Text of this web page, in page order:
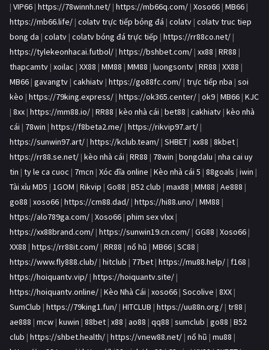
| VIP66 | https://78winnh.net/ | https://mb66q.com/ | Xoso66 | MB66 |
https://mb66.life/ | colatv trực tiếp bóng đá | colatv | colatv truc tiep
bong da | colatv | colatv bóng đá trực tiếp | https://rr88co.net/ |
https://tylekeonhacai.futbol/ | https://bshbet.com/ | xx88 | RR88 |
thapcamtv | xoilac | XX88 | MM88 | MM88 | luongsontv | RR88 | XX88 |
MB66 | gavangtv | cakhiatv | https://go88fc.com/ | trực tiếp nba | soi
kèo | https://79king.express/ | https://ok365.center/ | ok9 | MB66 | KJC
| 8xx | https://mm88.io/ | RR88 | kèo nhà cái | bet88 | cakhiatv | kèo nhà
cái | 78win | https://f8beta2.me/ | https://rikvip97.art/ |
https://sunwin97.art/ | https://kclub.team/ | SHBET | xx88 | 8kbet |
https://rr88.se.net/ | kèo nhà cái | RR88 | 78win | bongdalu | nha cai uy
tin | ty le ca cuoc | 7mcn | Xóc đĩa online | Kèo nhà cái 5 | 88goals | iwin |
Tài xỉu MD5 | 1GOM | Rikvip | Go88 | B52 club | max88 | MM88 | Ae888 |
go88 | xoso66 | https://cm88.dad/ | https://hi88.uno/ | MM88 |
https://alo789ga.com/ | Xoso66 | phim sex vlxx |
https://xx88brand.com/ | https://sunwin19.cn.com/ | GG88 | Xoso66 |
XX88 | https://rr88it.com/ | RR88 | nổ hũ | MB66 | SC88 |
https://www.fly888.club/ | hitclub | 77bet | https://mu88.help/ | f168 |
https://hoiquantv.vip/ | https://hoiquantv.site/ |
https://hoiquantv.online/ | Kèo Nhà Cái | xoso66 | Socolive | 8XX |
SumClub | https://79king1.fun/ | HITCLUB | https://uu88n.org/ | tr88 |
ae888 | mcw | kuwin | 88bet | x88 | ao88 | qq88 | sumclub | go88 | B52
club | https://shbet.health/ | https://vnew88.net/ | nổ hũ | mu88 |